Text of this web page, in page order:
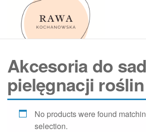
Przejdź
Akcesoria do
pielęgnacji roślin
No products were found
selection.